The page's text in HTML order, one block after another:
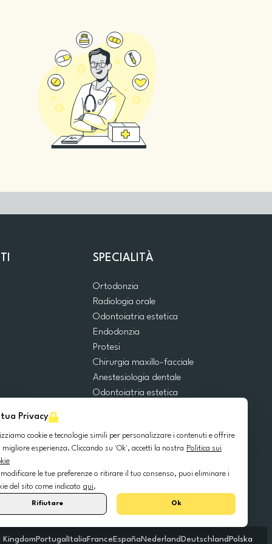
tua Privacy
cookie e tecnologie simili per personalizzare i contenuti e offrire
migliore esperienza. Cliccando su 'Ok', accetti la nostra Politica sui
modificare le tue preferenze o ritirare il tuo consenso, puoi eliminare i
del sito come indicato qui.
Rifiutare Ok
SPECIALITÀ
Ortodonzia
Radiologia orale
Odontoiatria estetica
Endodonzia
Protesi
Chirurgia maxillo-facciale
Anestesiologia dentale
Odontoiatria estetica
Odontoiatria pediatrica
Chirurgia orale
Implantologia dentale
KingdomPortugal ItaliaFranceEspañaNederlandDeutschlandPolska